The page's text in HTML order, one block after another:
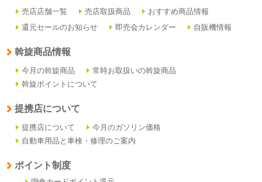
売店店舗一覧 売店取扱商品
おすすめ商品情報
還元セールのお知らせ
即売会カレンダー 自販機情報
斡旋商品情報
今月の斡旋商品
常時お取扱いの斡旋商品
斡旋ポイントについて
提携店について
提携店について
今月のガソリン価格
自動車用品と車検・修理のご案内
ポイント制度